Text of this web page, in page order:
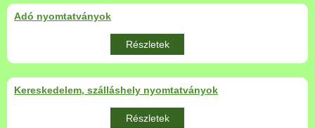
Versenyképes Járások
Adó nyomtatványok
Részletek
Kereskedelem, szálláshely nyomtatványok
Részletek